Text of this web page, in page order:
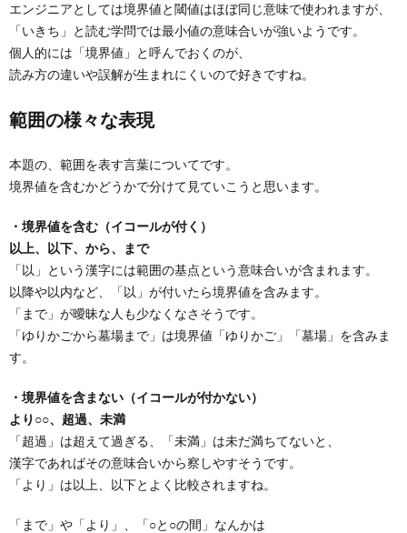
エンジニアとしては境界値と閾値はほぼ同じ意味で使われますが、
「いきち」と読む学問では最小値の意味合いが強いようです。
個人的には「境界値」と呼んでおくのが、
読み方の違いや誤解が生まれにくいので好きですね。
範囲の様々な表現
本題の、範囲を表す言葉についてです。
境界値を含むかどうかで分けて見ていこうと思います。
・境界値を含む（イコールが付く）
以上、以下、から、まで
「以」という漢字には範囲の基点という意味合いが含まれます。
以降や以内など、「以」が付いたら境界値を含みます。
「まで」が曖昧な人も少なくなさそうです。
「ゆりかごから墓場まで」は境界値「ゆりかご」「墓場」を含みま
す。
・境界値を含まない（イコールが付かない）
より○○、超過、未満
「超過」は超えて過ぎる、「未満」は未だ満ちてないと、
漢字であればその意味合いから察しやすそうです。
「より」は以上、以下とよく比較されますね。
「まで」や「より」、「○と○の間」なんかは